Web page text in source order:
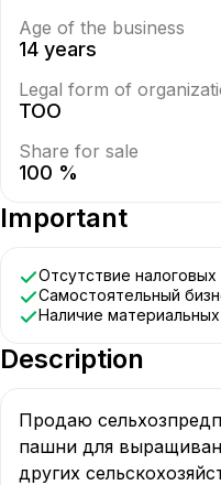
Age of the business
14 years
Legal form of
ТОО
Share for sale
100 %
Important
Отсутствие
Самостоятельный
Наличие
Description
Продаю
пашни для
других